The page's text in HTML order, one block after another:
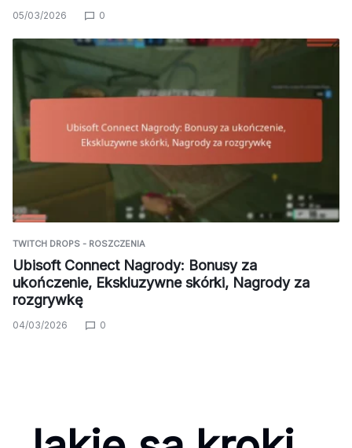
05/03/2026 0
TWITCH DROPS - ROSZCZENIA
Ubisoft Connect Nagrody: Bonusy za
ukończenie, Ekskluzywne skórki, Nagrody za
rozgrywkę
04/03/2026 0